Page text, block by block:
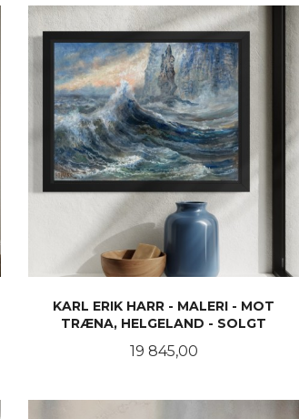
KARL ERIK HARR - MALERI - MOT
TRÆNA, HELGELAND - SOLGT
Pris
19 845,00